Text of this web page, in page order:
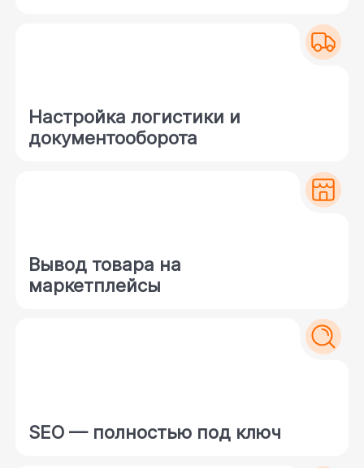
Настройка логистики и
документооборота
Вывод товара на
маркетплейсы
SEO — полностью под ключ